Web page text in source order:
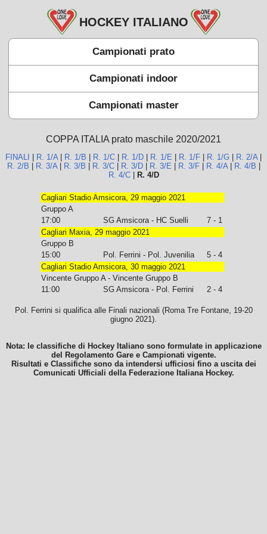
HOCKEY ITALIANO
Campionati prato
Campionati indoor
Campionati master
COPPA ITALIA prato maschile 2020/2021
FINALI R. 1/A| R. 1/B R. 1/C R. 1/D R. 1/E R. 1/F R. 1/G R. 2/A|
R. 2/B
R. 3/A| R. 3/B R. 3/C| R. 3/D| R. 3/E R. 3/F| R. 4/A| R. 4/B
R. 4/C| R. 4/D
Cagliari Stadio Amsicora, 29 maggio 2021
Gruppo A
17:00
SG Amsicora - HC Suelli
7 - 1
Cagliari Maxia, 29 maggio 2021
Gruppo B
15:00
Pol. Ferrini - Pol. Juvenilia
5 - 4
Cagliari Stadio Amsicora, 30 maggio 2021
Vincente Gruppo A - Vincente Gruppo B
11:00
SG Amsicora - Pol. Ferrini 2 - 4
Pol. Ferrini si qualifica alle Finali nazionali (Roma Tre Fontane, 19-20
giugno 2021).
Nota: le classifiche di Hockey Italiano sono formulate in applicazione
del Regolamento Gare e Campionati vigente.
Risultati e Classifiche sono da intendersi ufficiosi fino a uscita dei
Comunicati Ufficiali della Federazione Italiana Hockey.